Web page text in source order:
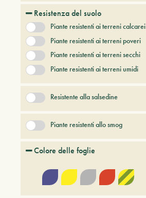
Resistenza del suolo
Piante resistenti ai terreni calcarei
Piante resistenti ai terreni poveri
Piante resistenti ai terreni secchi
Piante resistenti ai terreni umidi
Resistente alla salsedine
Piante resistenti allo smog
Colore delle foglie